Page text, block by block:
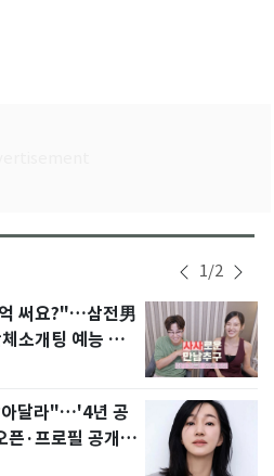
1/2
써요?"…삼전男
소개팅 예능 화
아달라"…'4년 공
픈·프로필 공개